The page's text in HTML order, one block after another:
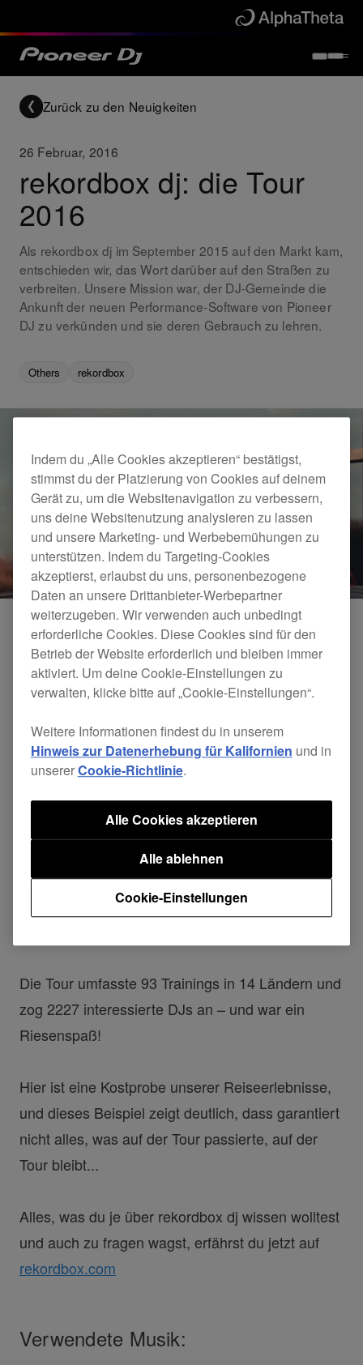
Zurück zu den Neuigkeiten
26 Februar, 2016
rekordbox dj: die Tour
2016
Als rekordbox dj im September 2015 auf den Markt kam,
entschieden wir, das Wort darüber auf den Straßen zu
verbreiten. Unsere Mission war, der DJ-Gemeinde die
Ankunft der neuen Performance-Software von Pioneer
DJ zu verkünden und sie deren Gebrauch zu lehren.
Others rekordbox
rekordbox dj - die Tour 2016
Wir veranstalteten kostenlose Trainings in vielen
Städten und Locations in ganz Europa, und
ernteten unglaublich viel Aufmerksamkeit und
Die Tour umfasste 93 Trainings in 14 Ländern und
zog 2227 interessierte DJs an – und war ein
Riesenspaß!
Hier ist eine Kostprobe unserer Reiseerlebnisse,
und dieses Beispiel zeigt deutlich, dass garantiert
nicht alles, was auf der Tour passierte, auf der
Tour bleibt...
Alles, was du je über rekordbox dj wissen wolltest
und auch zu fragen wagst, erfährst du jetzt auf
rekordbox.com
Verwendete Musik:
Indem du „Alle Cookies akzeptieren“ bestätigst,
stimmst du der Platzierung von Cookies auf deinem
Gerät zu, um die Websitenavigation zu verbessern,
uns deine Websitenutzung analysieren zu lassen
und unsere Marketing- und Werbebemühungen zu
unterstützen. Indem du Targeting-Cookies
akzeptierst, erlaubst du uns, personenbezogene
Daten an unsere Drittanbieter-Werbepartner
weiterzugeben. Wir verwenden auch unbedingt
erforderliche Cookies. Diese Cookies sind für den
Betrieb der Website erforderlich und bleiben immer
aktiviert. Um deine Cookie-Einstellungen zu
verwalten, klicke bitte auf „Cookie-Einstellungen“.
Weitere Informationen findest du in unserem
Hinweis zur Datenerhebung für Kalifornien und in
unsererCookie-Richtlinie.
Cookie-Einstellungen
Alle ablehnen
Alle Cookies akzeptieren